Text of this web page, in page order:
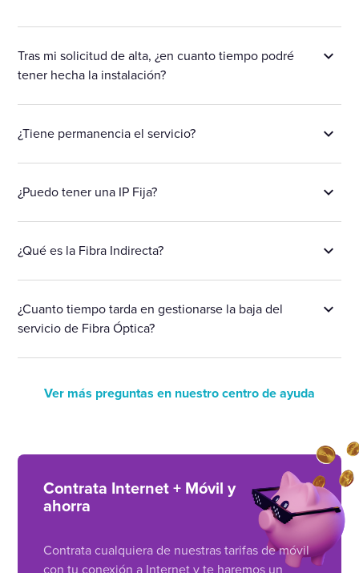
Tras mi solicitud de alta, ¿en cuanto tiempo podré
tener hecha la instalación?
¿Tiene permanencia el servicio?
¿Puedo tener una IP Fija?
¿Qué es la Fibra Indirecta?
¿Cuanto tiempo tarda en gestionarse la baja del
servicio de Fibra Óptica?
Ver más preguntas en nuestro centro de ayuda
Contrata Internet + Móvil y
ahorra
Contrata cualquiera de nuestras tarifas de móvil